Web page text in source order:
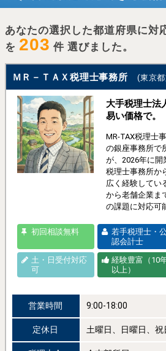
あなたの選択した都道府県に対
を 203 件 選びました。
ＭＲ－ＴＡＸ税理士事務所 (東京
大手税理士法
易い価格で。
MR-TAX税理士
の銀座事務所で
が、2026年に開
税理士事務所か
広く経験してい
から老舗企業ま
の課題に対応可
初回相談無料
若手税理士・
認会計士
土・日受付対応
可
経験豊富（10
以上）
営業時間 9:00-18:00
定休日 土曜日、日曜日、祝